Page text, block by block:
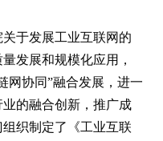
于发展工业互联网的
发展和规模化应用，
网协同”融合发展，进一
的融合创新，推广成
织制定了《工业互联